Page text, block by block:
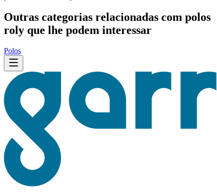
Outras categorias relacionadas com polos
roly que lhe podem interessar
Polos